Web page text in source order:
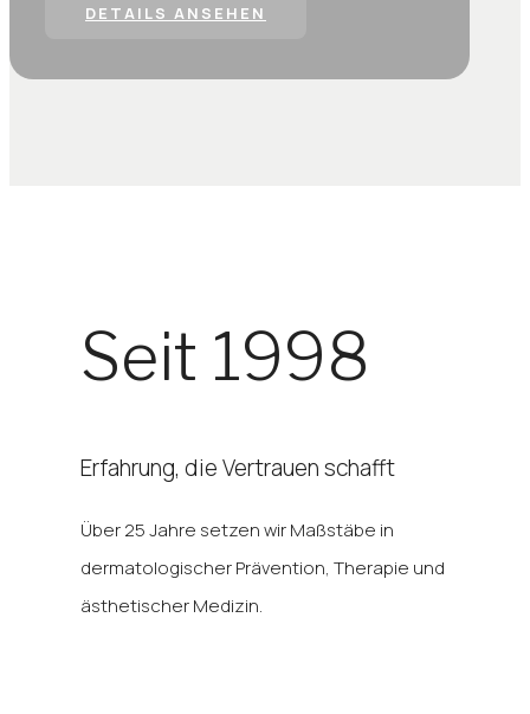
DETAILS ANSEHEN
Seit 1998
Erfahrung, die Vertrauen schafft
Über 25 Jahre setzen wir Maßstäbe in
dermatologischer Prävention, Therapie und
ästhetischer Medizin.